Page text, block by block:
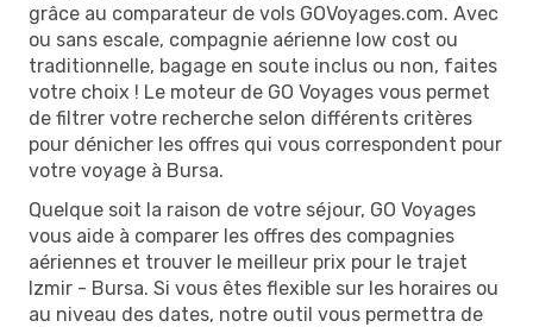
grâce au comparateur de vols GOVoyages.com. Avec
ou sans escale, compagnie aérienne low cost ou
traditionnelle, bagage en soute inclus ou non, faites
votre choix ! Le moteur de GO Voyages vous permet
de filtrer votre recherche selon différents critères
pour dénicher les offres qui vous correspondent pour
votre voyage à Bursa.
Quelque soit la raison de votre séjour, GO Voyages
vous aide à comparer les offres des compagnies
aériennes et trouver le meilleur prix pour le trajet
Izmir - Bursa. Si vous êtes flexible sur les horaires ou
au niveau des dates, notre outil vous permettra de